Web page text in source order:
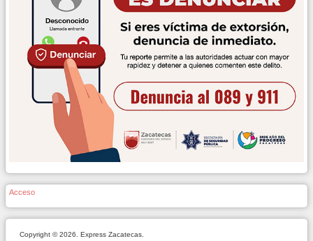
Acceso
Copyright © 2026. Express Zacatecas.